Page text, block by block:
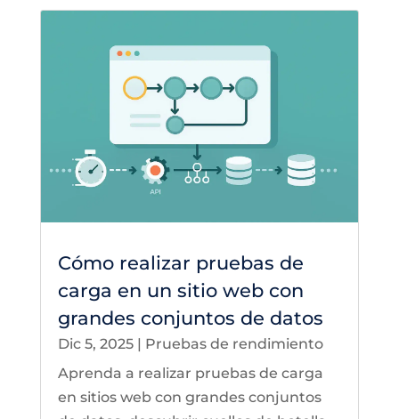
Cómo realizar pruebas de
carga en un sitio web con
grandes conjuntos de datos
Dic 5, 2025| Pruebas de rendimiento
Aprenda a realizar pruebas de carga
en sitios web con grandes conjuntos